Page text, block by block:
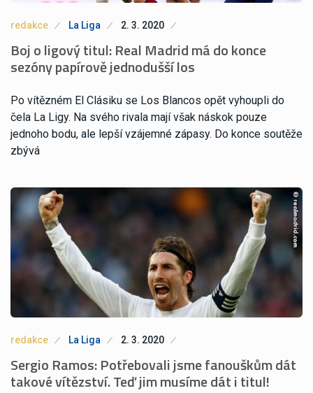
redakce La Liga 2. 3. 2020
Boj o ligový titul: Real Madrid má do konce
sezóny papírově jednodušší los
Po vítězném El Clásiku se Los Blancos opět vyhoupli do
čela La Ligy. Na svého rivala mají však náskok pouze
jednoho bodu, ale lepší vzájemné zápasy. Do konce soutěže
zbývá
redakce La Liga 2. 3. 2020
Sergio Ramos: Potřebovali jsme fanouškům dát
takové vítězství. Teď jim musíme dát i titul!